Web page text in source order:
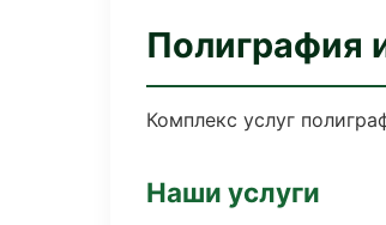
Полиграфия
Комплекс услуг
Наши услуги